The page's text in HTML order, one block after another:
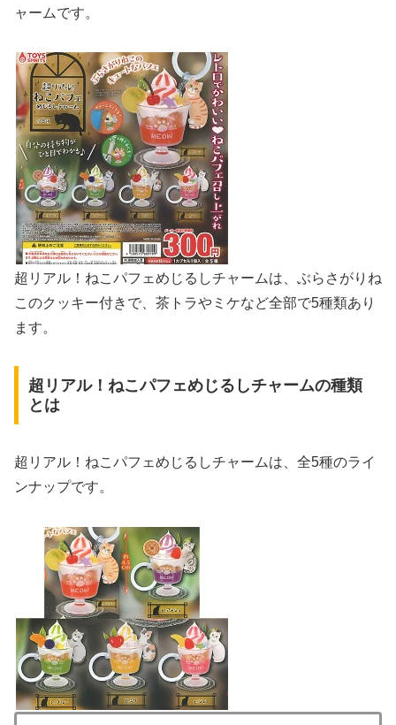
ャームです。
超リアル！ねこパフェめじるしチャームは、ぶらさがりね
このクッキー付きで、茶トラやミケなど全部で5種類あり
ます。
超リアル！ねこパフェめじるしチャームの種類
とは
超リアル！ねこパフェめじるしチャームは、全5種のライ
ンナップです。